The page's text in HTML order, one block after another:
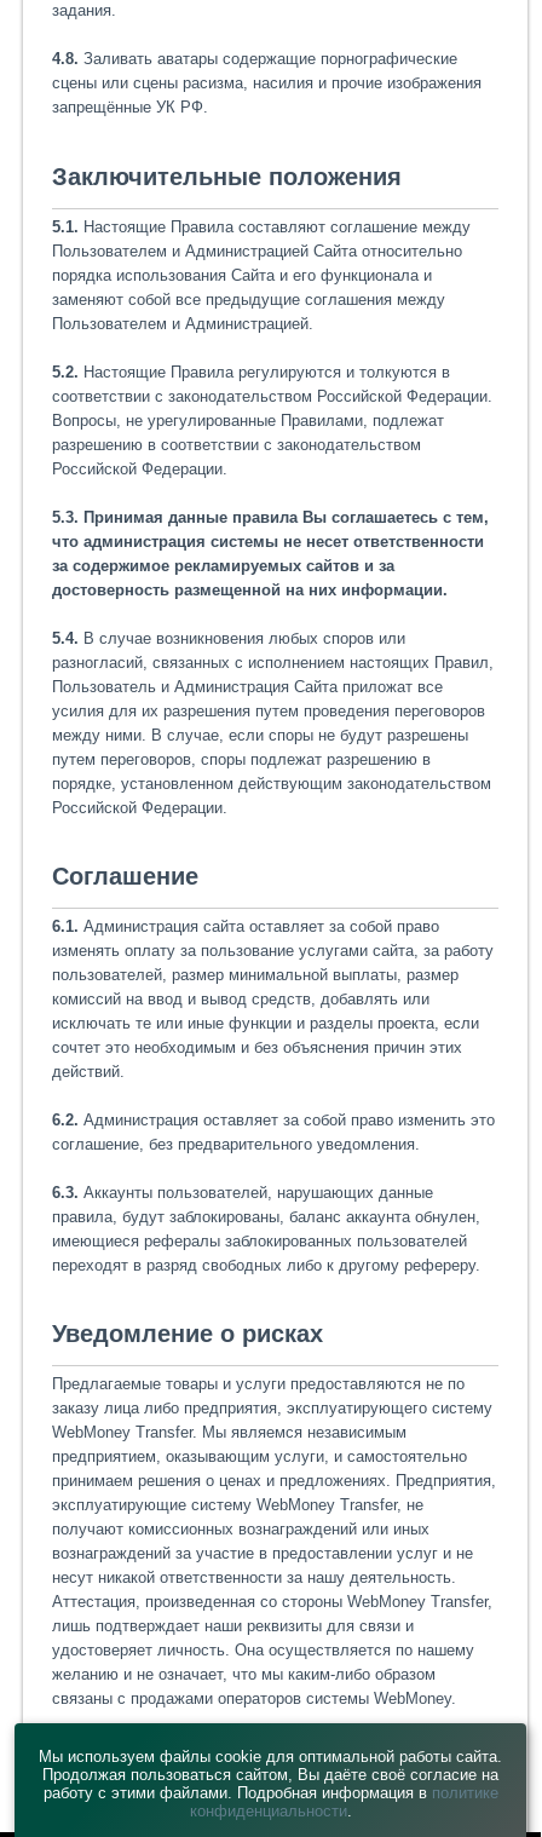
задания.
4.8. Заливать аватары содержащие порнографические
сцены или сцены расизма, насилия и прочие изображения
запрещённые УК РФ.
Заключительные положения
5.1. Настоящие Правила составляют соглашение между
Пользователем и Администрацией Сайта относительно
порядка использования Сайта и его функционала и
заменяют собой все предыдущие соглашения между
Пользователем и Администрацией.
5.2. Настоящие Правила регулируются и толкуются в
соответствии с законодательством Российской Федерации.
Вопросы, не урегулированные Правилами, подлежат
разрешению в соответствии с законодательством
Российской Федерации.
5.3. Принимая данные правила Вы соглашаетесь с тем,
что администрация системы не несет ответственности
за содержимое рекламируемых сайтов и за
достоверность размещенной на них информации.
5.4. В случае возникновения любых споров или
разногласий, связанных с исполнением настоящих Правил,
Пользователь и Администрация Сайта приложат все
усилия для их разрешения путем проведения переговоров
между ними. В случае, если споры не будут разрешены
путем переговоров, споры подлежат разрешению в
порядке, установленном действующим законодательством
Российской Федерации.
Соглашение
6.1. Администрация сайта оставляет за собой право
изменять оплату за пользование услугами сайта, за работу
пользователей, размер минимальной выплаты, размер
комиссий на ввод и вывод средств, добавлять или
исключать те или иные функции и разделы проекта, если
сочтет это необходимым и без объяснения причин этих
действий.
6.2. Администрация оставляет за собой право изменить это
соглашение, без предварительного уведомления.
6.3. Аккаунты пользователей, нарушающих данные
правила, будут заблокированы, баланс аккаунта обнулен,
имеющиеся рефералы заблокированных пользователей
переходят в разряд свободных либо к другому рефереру.
Уведомление о рисках
Предлагаемые товары и услуги предоставляются не по
заказу лица либо предприятия, эксплуатирующего систему
WebMoney Transfer. Мы являемся независимым
предприятием, оказывающим услуги, и самостоятельно
принимаем решения о ценах и предложениях. Предприятия,
эксплуатирующие систему WebMoney Transfer, не
получают комиссионных вознаграждений или иных
вознаграждений за участие в предоставлении услуг и не
несут никакой ответственности за нашу деятельность.
Аттестация, произведенная со стороны WebMoney Transfer,
лишь подтверждает наши реквизиты для связи и
удостоверяет личность. Она осуществляется по нашему
желанию и не означает, что мы каким-либо образом
связаны с продажами операторов системы WebMoney.
Мы используем файлы cookie для оптимальной работы сайта.
Продолжая пользоваться сайтом, Вы даёте своё согласие на
работу с этими файлами. Подробная информация в политике
конфиденциальности.